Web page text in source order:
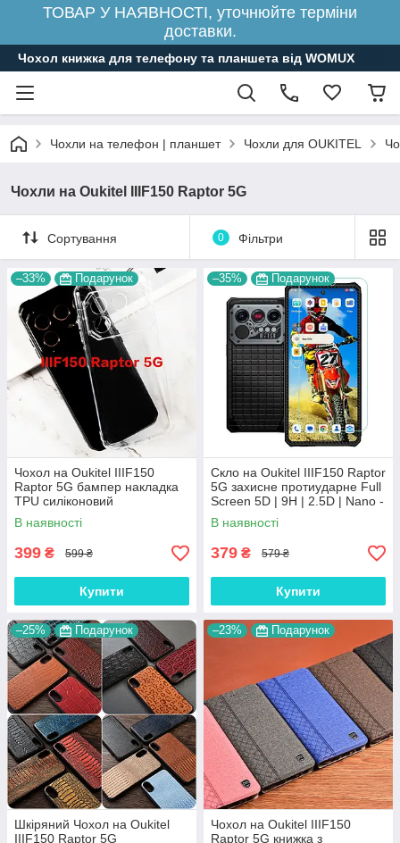
ТОВАР У НАЯВНОСТІ, уточнюйте терміни
доставки.
Чохол книжка для телефону та планшета від WOMUX
Чохли на телефон | планшет Чохли для OUKITEL
Чохли на Oukitel IIIF150 Raptor 5G
Сортування 0 Фільтри
–33% Подарунок
Чохол на Oukitel IIIF150
Raptor 5G бампер накладка
TPU силіконовий
протиударний оригінальний
"W-SHEILD"
В наявності
399 ₴ 599 ₴
Купити
–35% Подарунок
Скло на Oukitel IIIF150 Raptor
5G захисне протиударне Full
Screen 5D | 9H | 2.5D | Nano -
покриття "HYPER"
В наявності
379 ₴ 579 ₴
Купити
–25% Подарунок
Шкіряний Чохол на Oukitel
IIIF150 Raptor 5G
–23% Подарунок
Чохол на Oukitel IIIF150
Raptor 5G книжка з